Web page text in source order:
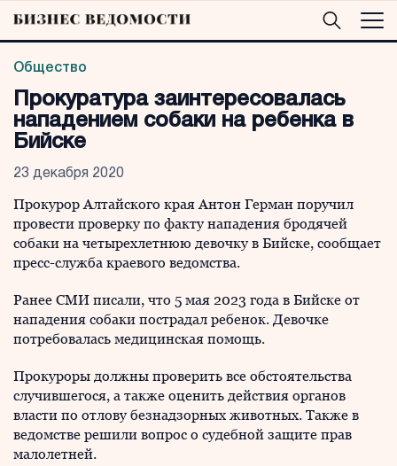
Общество
Прокуратура заинтересовалась
нападением собаки на ребенка в
Бийске
23 декабря 2020
Прокурор Алтайского края Антон Герман поручил
провести проверку по факту нападения бродячей
собаки на четырехлетнюю девочку в Бийске, сообщает
пресс-служба краевого ведомства.
Ранее СМИ писали, что 5 мая 2023 года в Бийске от
нападения собаки пострадал ребенок. Девочке
потребовалась медицинская помощь.
Прокуроры должны проверить все обстоятельства
случившегося, а также оценить действия органов
власти по отлову безнадзорных животных. Также в
ведомстве решили вопрос о судебной защите прав
малолетней.